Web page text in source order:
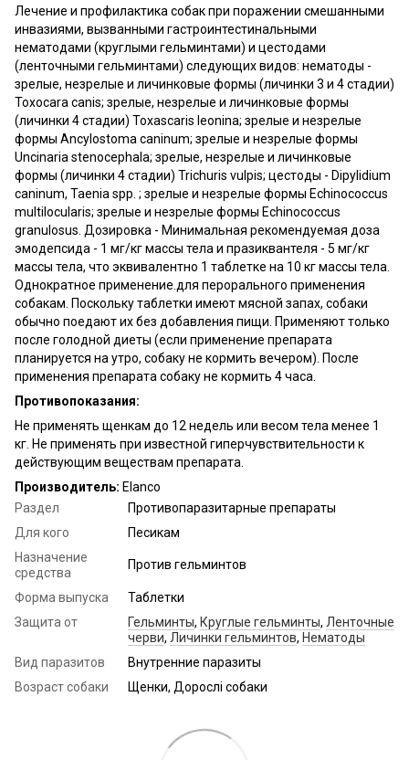
Лечение и профилактика собак при поражении смешанными
инвазиями, вызванными гастроинтестинальными
нематодами (круглыми гельминтами) и цестодами
(ленточными гельминтами) следующих видов: нематоды -
зрелые, незрелые и личинковые формы (личинки 3 и 4 стадии)
Toxocara canis; зрелые, незрелые и личинковые формы
(личинки 4 стадии) Toxascaris leonina; зрелые и незрелые
формы Ancylostoma caninum; зрелые и незрелые формы
Uncinaria stenocephala; зрелые, незрелые и личинковые
формы (личинки 4 стадии) Trichuris vulpis; цестоды - Dipylidium
caninum, Taenia spp. ; зрелые и незрелые формы Echinococcus
multilocularis; зрелые и незрелые формы Echinococcus
granulosus. Дозировка - Минимальная рекомендуемая доза
эмодепсида - 1 мг/кг массы тела и празиквантеля - 5 мг/кг
массы тела, что эквивалентно 1 таблетке на 10 кг массы тела.
Однократное применение.для перорального применения
собакам. Поскольку таблетки имеют мясной запах, собаки
обычно поедают их без добавления пищи. Применяют только
после голодной диеты (если применение препарата
планируется на утро, собаку не кормить вечером). После
применения препарата собаку не кормить 4 часа.
Противопоказания:
Не применять щенкам до 12 недель или весом тела менее 1
кг. Не применять при известной гиперчувствительности к
действующим веществам препарата.
Производитель: Elanco
Раздел
Противопаразитарные препараты
Для кого
Песикам
Назначение
средства
Против гельминтов
Форма выпуска
Таблетки
Защита от
Гельминты, Круглые гельминты, Ленточные
черви, Личинки гельминтов, Нематоды
Вид паразитов
Внутренние паразиты
Возраст собаки
Щенки, Дорослі собаки